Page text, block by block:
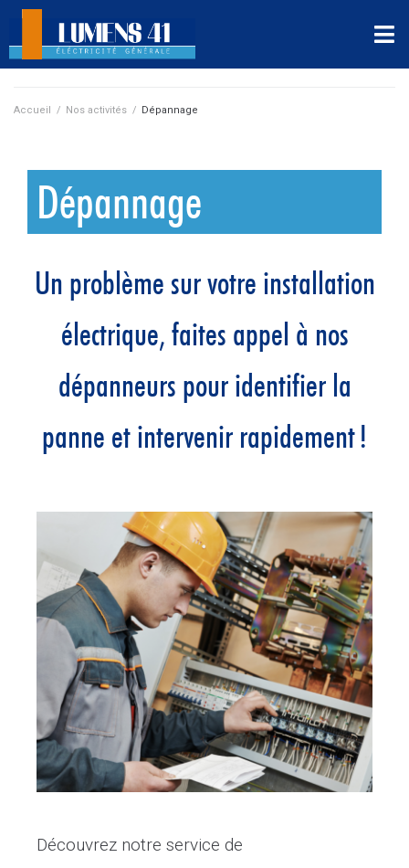
Accueil / Nos activités / Dépannage
Dépannage
Un problème survotre installation
électrique, faites appel à nos
dépanneurs pour identifier la
panne et intervenir rapidement !
Découvrez notre service de